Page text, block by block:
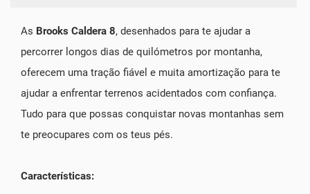
As Brooks Caldera 8, desenhados para te ajudar a
percorrer longos dias de quilómetros por montanha,
oferecem uma tração fiável e muita amortização para te
ajudar a enfrentar terrenos acidentados com confiança.
Tudo para que possas conquistar novas montanhas sem
te preocupares com os teus pés.
Características: